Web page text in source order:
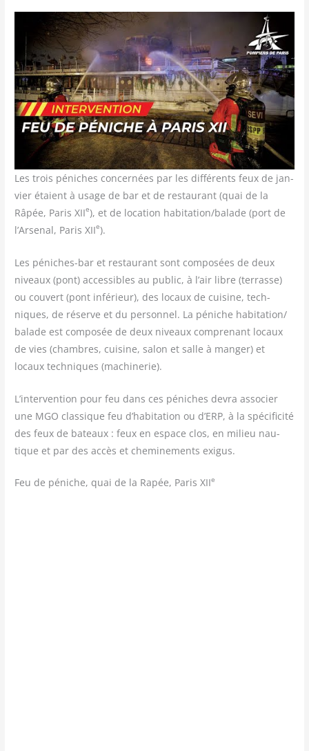
Les trois péniches concer­nées par les dif­fé­rents feux de jan­
vier étaient à usage de bar et de res­tau­rant (quai de la
Râpée, Paris XIIe), et de loca­tion habitation/​balade (port de
l’Arsenal, Paris XIIe).
Les péniches-bar et res­tau­rant sont com­po­sées de deux
niveaux (pont) acces­sibles au public, à l’air libre (ter­rasse)
ou cou­vert (pont infé­rieur), des locaux de cui­sine, tech­
niques, de réserve et du per­son­nel. La péniche habitation/​
balade est com­po­sée de deux niveaux com­pre­nant locaux
de vies (chambres, cui­sine, salon et salle à man­ger) et
locaux tech­niques (machi­ne­rie).
L’intervention pour feu dans ces péniches devra asso­cier
une MGO clas­sique feu d’habitation ou d’ERP, à la spé­ci­fi­ci­té
des feux de bateaux : feux en espace clos, en milieu nau­
tique et par des accès et che­mi­ne­ments exigus.
Feu de péniche, quai de la Rapée, Paris XIIe